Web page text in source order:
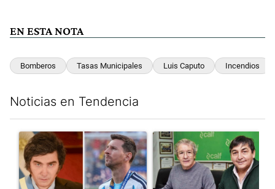
EN ESTA NOTA
Bomberos Tasas Municipales Luis Caputo Incendios
Noticias en Tendencia
Un artículo de tendencia con el título "Milei despidió a Jorge
Un artículo de tendencia con